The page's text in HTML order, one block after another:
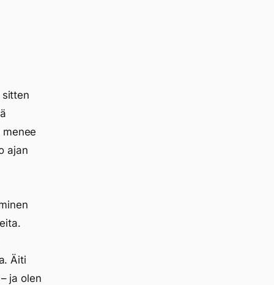
ajan
Äiti
ja olen